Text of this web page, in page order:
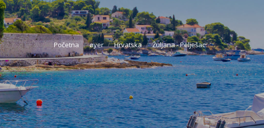
Početna øyer Hrvatska Žuljana - Pelješac